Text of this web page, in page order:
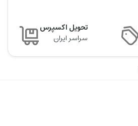
تحویل اکسپرس
سراسر ایران